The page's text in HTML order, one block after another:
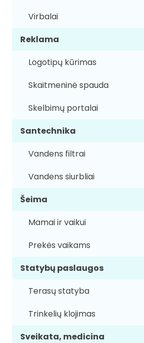
Virbalai
Reklama
Logotipų kūrimas
Skaitmeninė spauda
Skelbimų portalai
Santechnika
Vandens filtrai
Vandens siurbliai
Šeima
Mamai ir vaikui
Prekės vaikams
Statybų paslaugos
Terasų statyba
Trinkelių klojimas
Sveikata, medicina